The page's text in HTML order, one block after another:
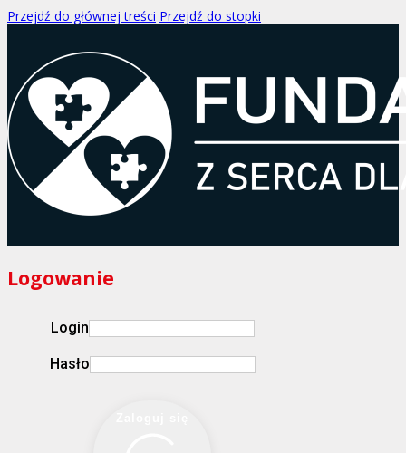
Przejdź do głównej treści Przejdź do stopki
Logowanie
Login
Hasło